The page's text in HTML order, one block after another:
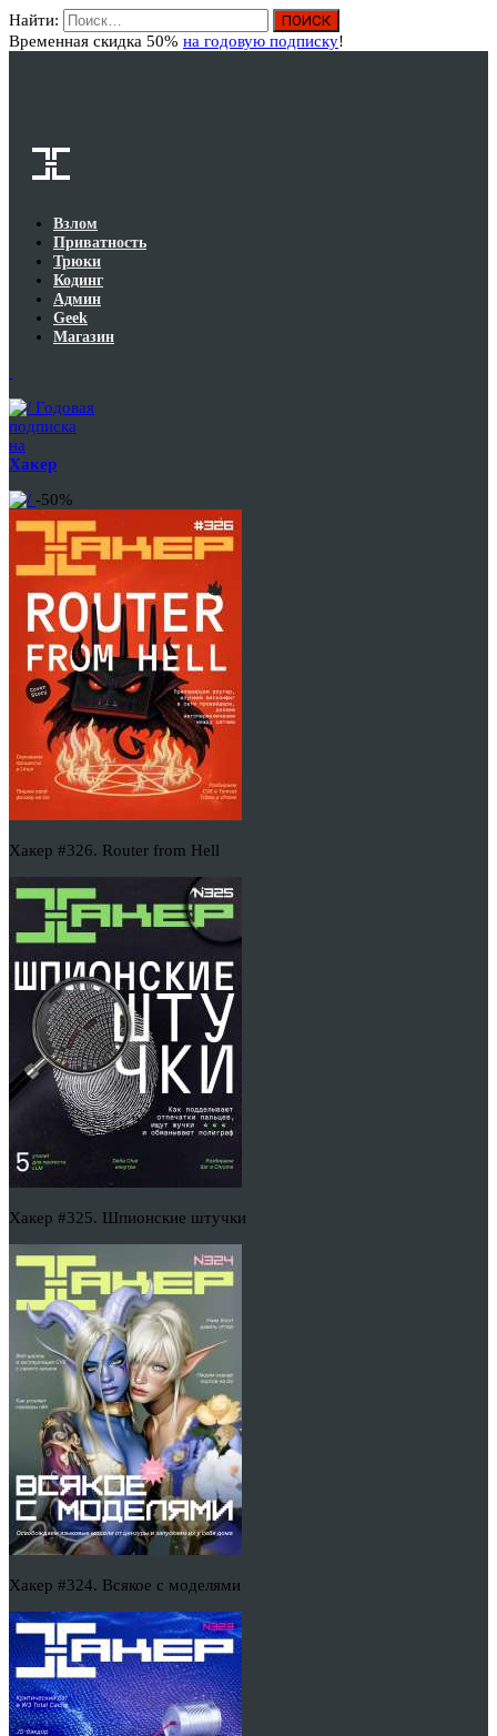
Найти:
Временная скидка 50% на годовую подписку!
Взлом
Приватность
Трюки
Кодинг
Админ
Geek
Магазин
Годовая
подписка
на
Хакер
-50%
Хакер #326. Router from Hell
Хакер #325. Шпионские штучки
Хакер #324. Всякое с моделями